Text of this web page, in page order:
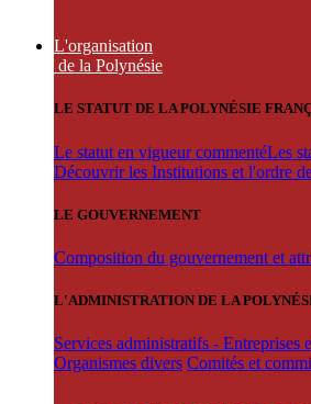
L'organisation
de la Polynésie
LE STATUT DE LA POLYNÉSIE
Le statut en vigueur commentéLes
Découvrir les Institutions et l'ordre
LE GOUVERNEMENT
Composition du gouvernement et
L'ADMINISTRATION DE LA
Services administratifs - Entreprises
Organismes divers Comités et